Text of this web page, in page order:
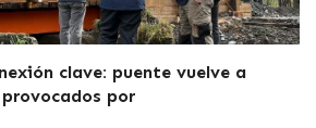
clave: puente vuelve a
por